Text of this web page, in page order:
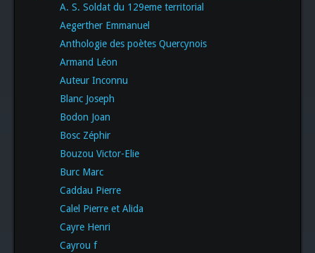
A. S. Soldat du 129eme territorial
Aegerther Emmanuel
Anthologie des poètes Quercynois
Armand Léon
Auteur Inconnu
Blanc Joseph
Bodon Joan
Bosc Zéphir
Bouzou Victor-Elie
Burc Marc
Caddau Pierre
Calel Pierre et Alida
Cayre Henri
Cayrou f